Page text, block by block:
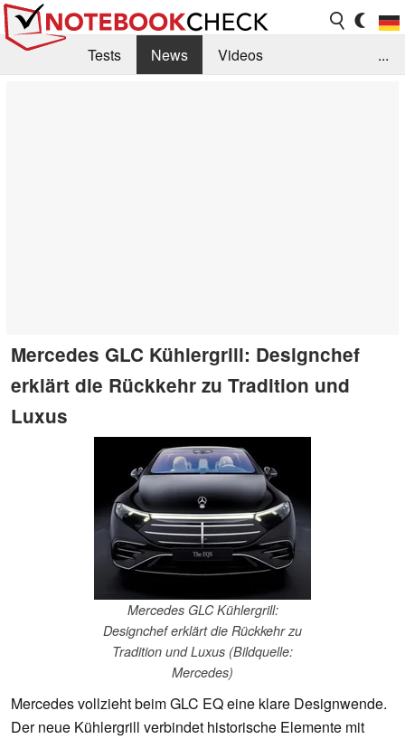
Tests News
Videos
...
Mercedes GLC Kühlergrill: Designchef
erklärt die Rückkehr zu Tradition und
Luxus
Mercedes GLC Kühlergrill:
Designchef erklärt die Rückkehr zu
Tradition und Luxus (Bildquelle:
Mercedes)
Mercedes vollzieht beim GLC EQ eine klare Designwende.
Der neue Kühlergrill verbindet historische Elemente mit